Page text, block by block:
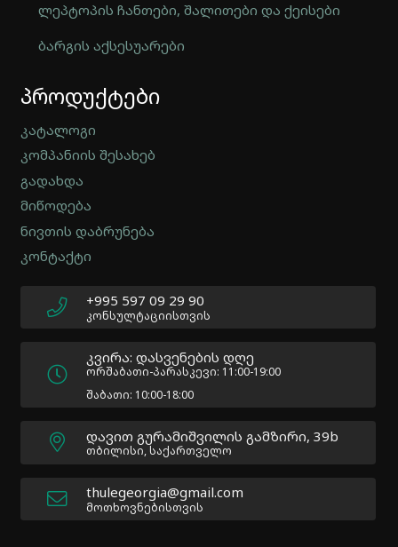
ლეპტოპის ჩანთები, შალითები და ქეისები
ბარგის აქსესუარები
Hierarchic
Categories
in
Menu
-
Version
2.0.12
Author:
Atakan
Docs:
https://atakanau.blogspot.com/2021/01/automatic-
menu-
plugin.html
|
Active
Theme:
Impreza
Child
(Impreza-
პროდუქტები
კატალოგი
კომპანიის შესახებ
გადახდა
მიწოდება
ნივთის დაბრუნება
კონტაქტი
+995 597 09 29 90
კონსულტაციისთვის
კვირა: დასვენების დღე
ორშაბათი-პარასკევი: 11:00-19:00
შაბათი: 10:00-18:00
დავით გურამიშვილის გამზირი, 39b
თბილისი, საქართველო
thulegeorgia@gmail.com
მოთხოვნებისთვის